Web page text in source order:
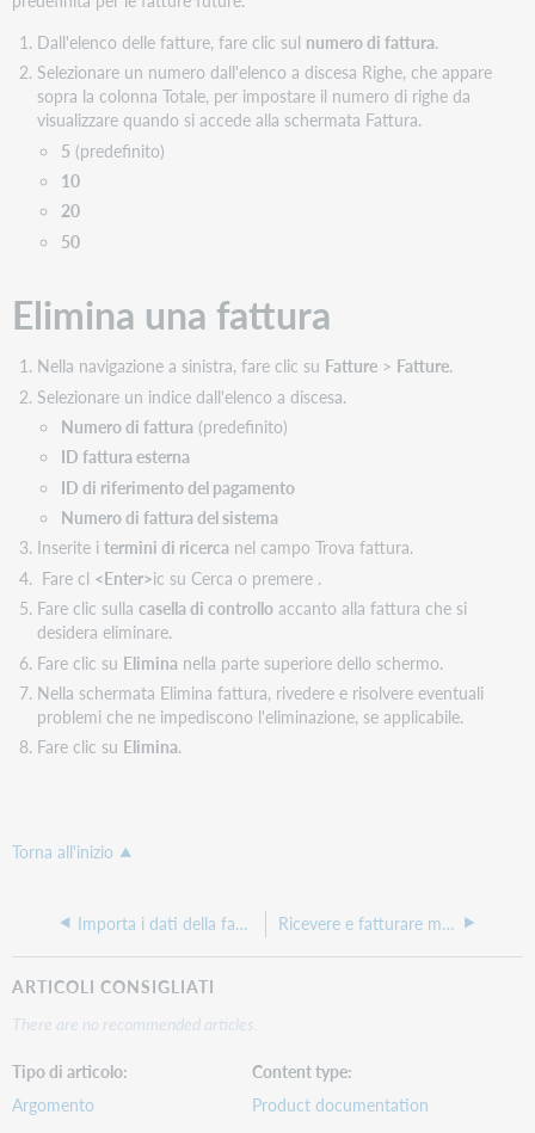
Dall'elenco delle fatture, fare clic sul numero di fattura.
Selezionare un numero dall'elenco a discesa Righe, che appare
sopra la colonna Totale, per impostare il numero di righe da
visualizzare quando si accede alla schermata Fattura.
5 (predefinito)
10
20
50
Elimina una fattura
Nella navigazione a sinistra, fare clic su Fatture> Fatture.
Selezionare un indice dall'elenco a discesa.
Numero di fattura (predefinito)
ID fattura esterna
ID di riferimento del pagamento
Numero di fattura del sistema
Inserite i termini di ricerca nel campo Trova fattura.
Fare cl <Enter>ic su Cerca o premere .
Fare clic sulla casella di controlloaccanto alla fattura che si
desidera eliminare.
Fare clic su Elimina nella parte superiore dello schermo.
Nella schermata Elimina fattura, rivedere e risolvere eventuali
problemi che ne impediscono l'eliminazione, se applicabile.
Fare clic su Elimina.
Torna all'inizio
Importa i dati della fattura dal file EDIFACT Ricevere e fatturare monografie allo stesso tempo
ARTICOLI CONSIGLIATI
There are no recommended articles.
Tipo di articolo
Argomento
Content type
Product documentation